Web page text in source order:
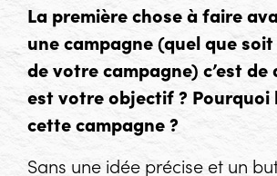
La première chose à faire
une campagne (quel que
de votre campagne) c’est de
est votre objectif ? Pourquoi
cette campagne ?
Sans une idée précise et un